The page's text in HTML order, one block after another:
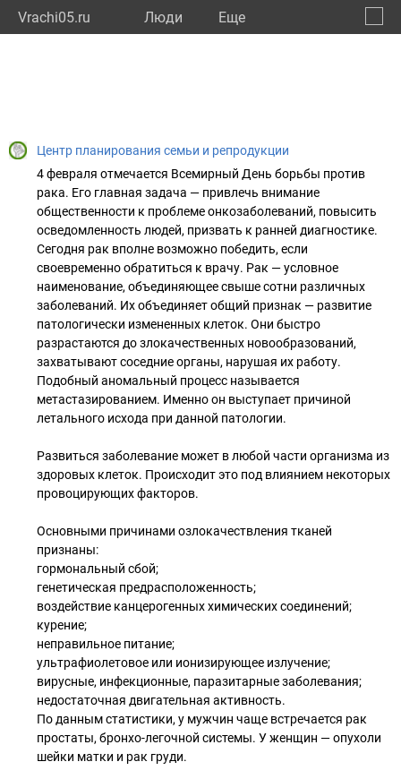
Vrachi05.ru Люди Eще
Центр планирования семьи и репродукции
4 февраля отмечается Всемирный День борьбы против
рака. Его главная задача — привлечь внимание
общественности к проблеме онкозаболеваний, повысить
осведомленность людей, призвать к ранней диагностике.
Сегодня рак вполне возможно победить, если
своевременно обратиться к врачу. Рак — условное
наименование, объединяющее свыше сотни различных
заболеваний. Их объединяет общий признак — развитие
патологически измененных клеток. Они быстро
разрастаются до злокачественных новообразований,
захватывают соседние органы, нарушая их работу.
Подобный аномальный процесс называется
метастазированием. Именно он выступает причиной
летального исхода при данной патологии.
Развиться заболевание может в любой части организма из
здоровых клеток. Происходит это под влиянием некоторых
провоцирующих факторов.
Основными причинами озлокачествления тканей
признаны:
гормональный сбой;
генетическая предрасположенность;
воздействие канцерогенных химических соединений;
курение;
неправильное питание;
ультрафиолетовое или ионизирующее излучение;
вирусные, инфекционные, паразитарные заболевания;
недостаточная двигательная активность.
По данным статистики, у мужчин чаще встречается рак
простаты, бронхо-легочной системы. У женщин — опухоли
шейки матки и рак груди.